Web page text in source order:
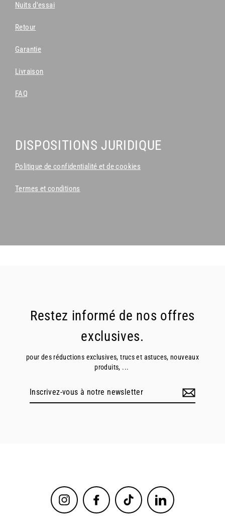
Nuits d'essai
Retour
Garantie
Livraison
FAQ
DISPOSITIONS JURIDIQUE
Politique de confidentialité et de cookies
Termes et conditions
Restez informé de nos offres
exclusives.
pour des réductions exclusives, trucs et astuces, nouveaux
produits, ...
Inscrivez-
Instagram Facebook TikTok LinkedIn